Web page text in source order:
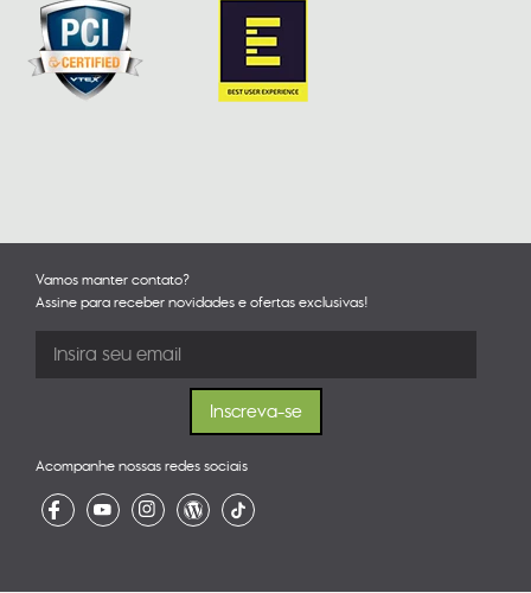
Vamos manter contato?
Assine para receber novidades e ofertas exclusivas!
Acompanhe nossas redes sociais